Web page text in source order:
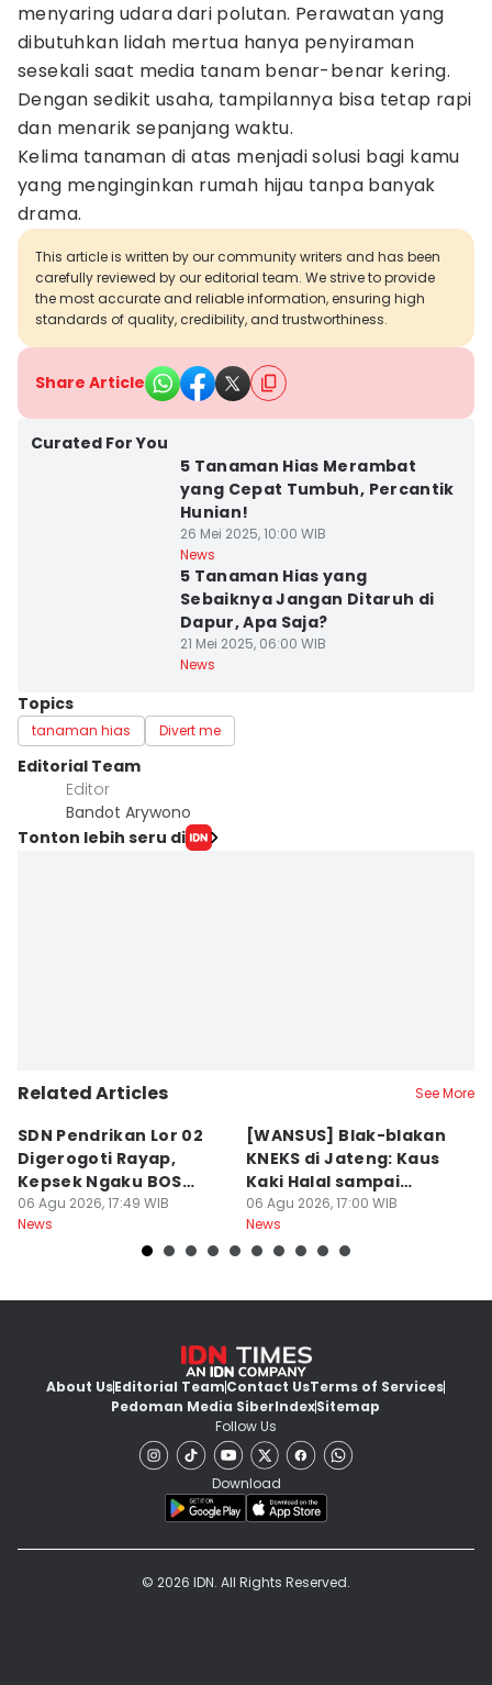
menyaring udara dari polutan. Perawatan yang
dibutuhkan lidah mertua hanya penyiraman
sesekali saat media tanam benar-benar kering.
Dengan sedikit usaha, tampilannya bisa tetap rapi
dan menarik sepanjang waktu.
Kelima tanaman di atas menjadi solusi bagi kamu
yang menginginkan rumah hijau tanpa banyak
drama.
This article is written by our community writers and has been
carefully reviewed by our editorial team. We strive to provide
the most accurate and reliable information, ensuring high
standards of quality, credibility, and trustworthiness.
Share Article
Curated For You
5 Tanaman Hias Merambat
yang Cepat Tumbuh, Percantik
Hunian!
26 Mei 2025, 10:00 WIB
News
5 Tanaman Hias yang
Sebaiknya Jangan Ditaruh di
Dapur, Apa Saja?
21 Mei 2025, 06:00 WIB
News
Topics
tanaman hias Divert me
Editorial Team
Editor
Bandot Arywono
Tonton lebih seru di
Related Articles See More
SDN Pendrikan Lor 02
Digerogoti Rayap,
Kepsek Ngaku BOS
Cuma Rp54 Juta
06 Agu 2026, 17:49 WIB
News
[WANSUS] Blak-blakan
KNEKS di Jateng: Kaus
Kaki Halal sampai
Wisata Ramah Muslim
yang Diminati
06 Agu 2026, 17:00 WIB
News
About UsEditorial TeamContact UsTerms of Services
Pedoman Media SiberIndexSitemap
Follow Us
Download
© 2026 IDN. All Rights Reserved.